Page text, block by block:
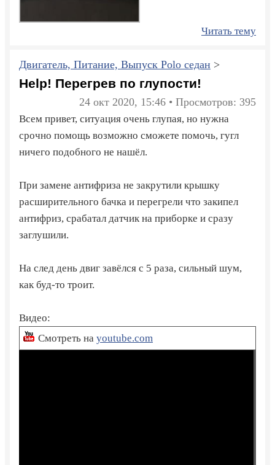
Читать тему
Двигатель, Питание, Выпуск Polo седан >
Help! Перегрев по глупости!
24 окт 2020, 15:46 • Просмотров: 395
Всем привет, ситуация очень глупая, но нужна
срочно помощь возможно сможете помочь, гугл
ничего подобного не нашёл.
При замене антифриза не закрутили крышку
расширительного бачка и перегрели что закипел
антифриз, срабатал датчик на приборке и сразу
заглушили.
На след день двиг завёлся с 5 раза, сильный шум,
как буд-то троит.
Видео:
Смотреть на youtube.com